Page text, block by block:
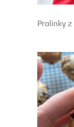
Pralinky